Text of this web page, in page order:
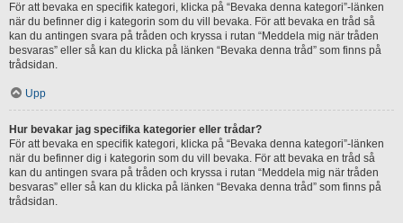
För att bevaka en specifik kategori, klicka på “Bevaka denna kategori”-länken
när du befinner dig i kategorin som du vill bevaka. För att bevaka en tråd så
kan du antingen svara på tråden och kryssa i rutan “Meddela mig när tråden
besvaras” eller så kan du klicka på länken “Bevaka denna tråd” som finns på
trådsidan.
Upp
Hur bevakar jag specifika kategorier eller trådar?
För att bevaka en specifik kategori, klicka på “Bevaka denna kategori”-länken
när du befinner dig i kategorin som du vill bevaka. För att bevaka en tråd så
kan du antingen svara på tråden och kryssa i rutan “Meddela mig när tråden
besvaras” eller så kan du klicka på länken “Bevaka denna tråd” som finns på
trådsidan.